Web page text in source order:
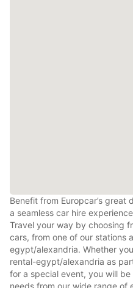
Benefit from Europcar’s great
a seamless car hire
Travel your way by choosing
cars, from one of our stations
egypt/alexandria. Whether
rental-egypt/alexandria as
for a special event, you will
needs from our wide range of